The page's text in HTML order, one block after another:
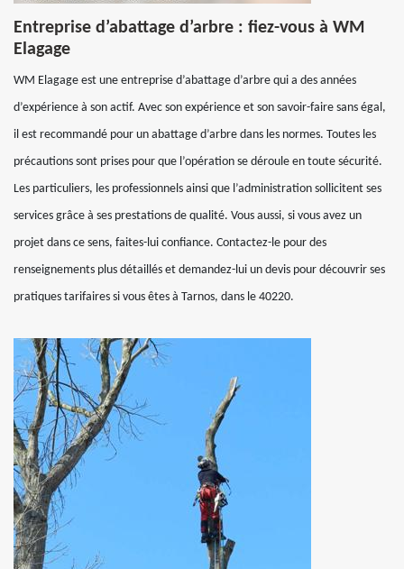
Entreprise d’abattage d’arbre : fiez-vous à WM
Elagage
WM Elagage est une entreprise d’abattage d’arbre qui a des années
d’expérience à son actif. Avec son expérience et son savoir-faire sans égal,
il est recommandé pour un abattage d’arbre dans les normes. Toutes les
précautions sont prises pour que l’opération se déroule en toute sécurité.
Les particuliers, les professionnels ainsi que l’administration sollicitent ses
services grâce à ses prestations de qualité. Vous aussi, si vous avez un
projet dans ce sens, faites-lui confiance. Contactez-le pour des
renseignements plus détaillés et demandez-lui un devis pour découvrir ses
pratiques tarifaires si vous êtes à Tarnos, dans le 40220.